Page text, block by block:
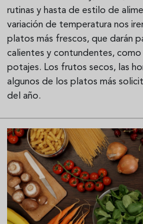
rutinas y hasta de estilo de
variación de temperatura nos
platos más frescos, que darán
calientes y contundentes, como
potajes. Los frutos secos, las
algunos de los platos más
del año.